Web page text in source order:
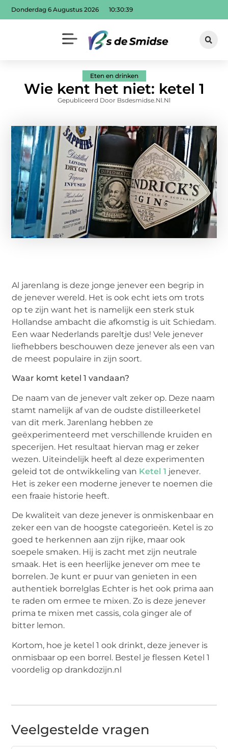
Donderdag 6 Augustus 2026 10:30:40
Eten en drinken
Wie kent het niet: ketel 1
Gepubliceerd Door Bsdesmidse.nl.nl
Al jarenlang is deze jonge jenever een begrip in
de jenever wereld. Het is ook echt iets om trots
op te zijn want het is namelijk een sterk stuk
Hollandse ambacht die afkomstig is uit Schiedam.
Een waar Nederlands pareltje dus! Vele jenever
liefhebbers beschouwen deze jenever als een van
de meest populaire in zijn soort.
Waar komt ketel 1 vandaan?
De naam van de jenever valt zeker op. Deze naam
stamt namelijk af van de oudste distilleerketel
van dit merk. Jarenlang hebben ze
geëxperimenteerd met verschillende kruiden en
specerijen. Het resultaat hiervan mag er zeker
wezen. Uiteindelijk heeft al deze experimenten
geleid tot de ontwikkeling van Ketel 1 jenever.
Het is zeker een moderne jenever te noemen die
een fraaie historie heeft.
De kwaliteit van deze jenever is onmiskenbaar en
zeker een van de hoogste categorieën. Ketel is zo
goed te herkennen aan zijn rijke, maar ook
soepele smaken. Hij is zacht met zijn neutrale
smaak. Het is een heerlijke jenever om mee te
borrelen. Je kunt er puur van genieten in een
authentiek borrelglas Echter is het ook prima aan
te raden om ermee te mixen. Zo is deze jenever
prima te mixen met cassis, cola ginger ale of
bitter lemon.
Kortom, hoe je ketel 1 ook drinkt, deze jenever is
onmisbaar op een borrel. Bestel je flessen Ketel 1
voordelig op drankdozijn.nl
Veelgestelde vragen